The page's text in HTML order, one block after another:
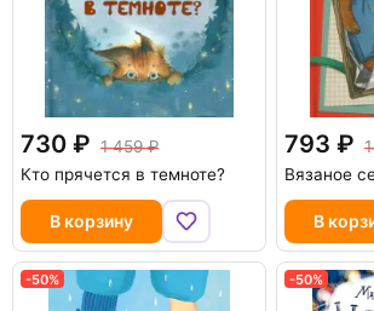
730
1 459
Кто прячется в темноте?
В корзину
793
Вязаное
В
-50% -50%